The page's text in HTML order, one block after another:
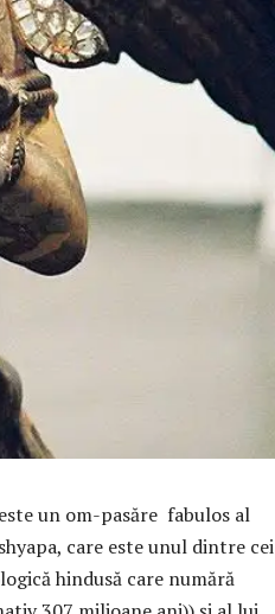
un om-pasăre fabulos al
care este unul dintre cei
hindusă care numără